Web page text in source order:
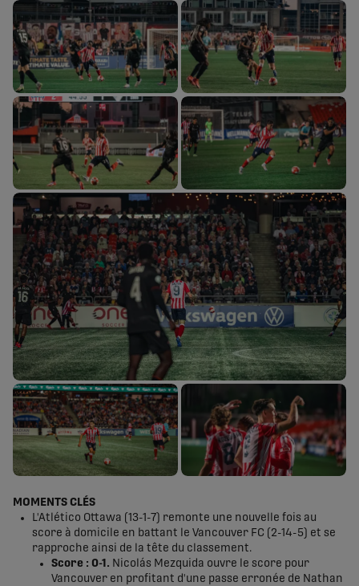
MOMENTS CLÉS
L'Atlético Ottawa (13-1-7) remonte une nouvelle fois au
score à domicile en battant le Vancouver FC (2-14-5) et se
rapproche ainsi de la tête du classement.
Score : 0-1. Nicolás Mezquida ouvre le score pour
Vancouver en profitant d'une passe erronée de Nathan